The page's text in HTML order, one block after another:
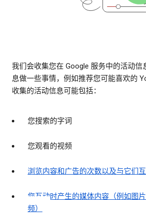
我们会收集您在 Google 服务中的活动信
息做一些事情，例如推荐您可能喜欢的
收集的活动信息可能包括：
您搜索的字词
您观看的视频
浏览内容和广告的次数以及与它们
您互动时产生的媒体内容（例如图
频）